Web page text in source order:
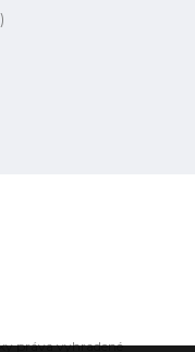
práva vyhradené